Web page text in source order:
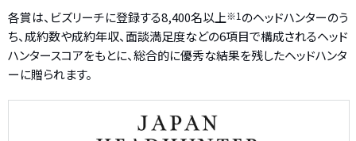
各賞は、ビズリーチに登録する8,400名以上※1 のヘッドハンターのう
ち、成約数や成約年収、面談満足度などの6項目で構成されるヘッド
ハンタースコアをもとに、総合的に優秀な結果を残したヘッドハンタ
ーに贈られます。